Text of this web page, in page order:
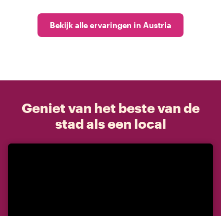
Bekijk alle ervaringen in Austria
Geniet van het beste van de
stad als een local